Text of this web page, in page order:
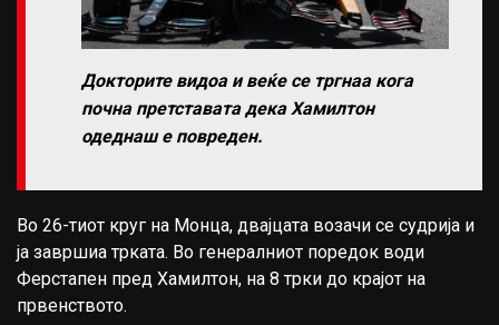
Докторите видоа и веќе се тргнаа кога
почна претставата дека Хамилтон
одеднаш е повреден.
Во 26-тиот круг на Монца, двајцата возачи се судрија и
ја завршиа трката. Во генералниот поредок води
Ферстапен пред Хамилтон, на 8 трки до крајот на
првенството.